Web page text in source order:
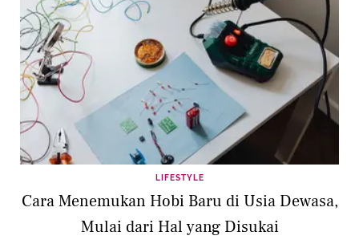
LIFESTYLE
Cara Menemukan Hobi Baru di Usia Dewasa,
Mulai dari Hal yang Disukai